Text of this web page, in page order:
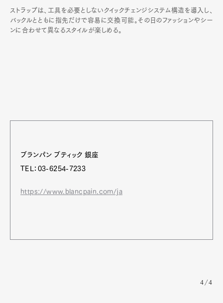
ストラップは、工具を必要としないクイックチェンジシステム構造を導入し、
バックルとともに指先だけで容易に交換可能。その日のファッションやシー
ンに合わせて異なるスタイルが楽しめる。
ブランパン ブティック 銀座
TEL：03-6254-7233
https://www.blancpain.com/ja
4/4